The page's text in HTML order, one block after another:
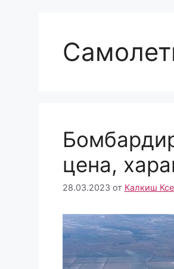
цена,
28.03.2023 от Калкиш